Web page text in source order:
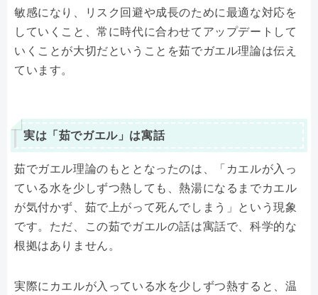
敏感になり、リスク回避や成長のために最適な対応を
していくこと、常に時代に合わせてアップデートして
いくことが大切だということを茹でガエル理論は伝え
ています。
実は「茹でガエル」は寓話
茹でガエル理論のもととなったのは、「カエルが入っ
ている水を少しずつ熱しても、熱湯になるまでカエル
が気付かず、茹で上がって死んでしまう」という現象
です。ただ、この茹でガエルの話は寓話で、科学的な
根拠はありません。
実際にカエルが入っている水を少しずつ熱すると、温